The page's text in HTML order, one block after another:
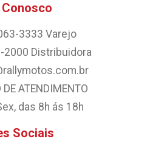
Conosco
3333 Varejo
2000 Distribuidora
DE ATENDIMENTO
das 8h ás 18h
Sociais